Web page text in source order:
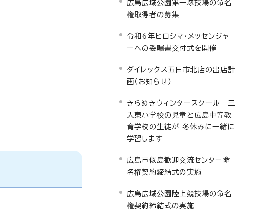
広島広域公園第一球技場の命名
権取得者の募集
令和6年ヒロシマ・メッセンジャ
ーへの委嘱書交付式を開催
ダイレックス五日市北店の出店計
画（お知らせ）
きらめきウィンタースクール 三
入東小学校の児童と広島中等教
育学校の生徒が 冬休みに一緒に
学習します
広島市似島歓迎交流センター命
名権契約締結式の実施
広島広域公園陸上競技場の命名
権契約締結式の実施